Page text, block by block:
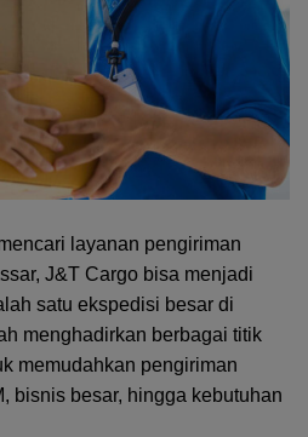
layanan pengiriman
J&T Cargo bisa menjadi
satu ekspedisi besar di
menghadirkan berbagai titik
memudahkan pengiriman
bisnis besar, hingga kebutuhan